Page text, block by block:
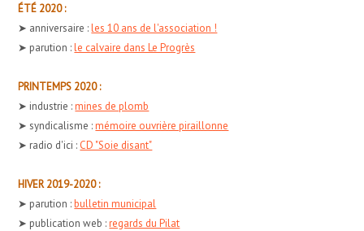
ÉTÉ 2020 :
➤ anniversaire :les 10 ans de l'association !
➤ parution :le calvaire dans Le Progrès
PRINTEMPS 2020 :
➤ industrie :mines de plomb
➤ syndicalisme :mémoire ouvrière piraillonne
➤ radio d'ici : CD "Soie disant"
HIVER 2019-2020 :
➤ parution :bulletin municipal
➤ publication web :regards du Pilat